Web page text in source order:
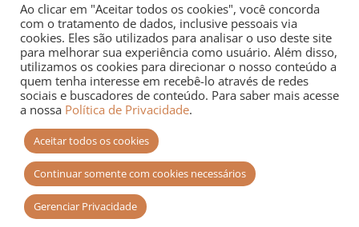
Programas
Jornalismo
Pesquisa
Educação
Documentários
Site desenvolvido por
Ao clicar em "Aceitar todos os cookies", você concorda
com o tratamento de dados, inclusive pessoais via
cookies. Eles são utilizados para analisar o uso deste site
para melhorar sua experiência como usuário. Além disso,
utilizamos os cookies para direcionar o nosso conteúdo a
quem tenha interesse em recebê-lo através de redes
sociais e buscadores de conteúdo. Para saber mais acesse
a nossa Política de Privacidade.
Aceitar todos os cookies
Continuar somente com cookies necessários
Gerenciar Privacidade